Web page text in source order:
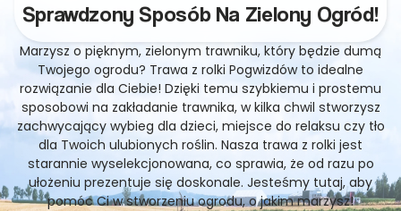
Sprawdzony Sposób Na Zielony Ogród!
Marzysz o pięknym, zielonym trawniku, który będzie dumą
Twojego ogrodu? Trawa z rolki Pogwizdów to idealne
rozwiązanie dla Ciebie! Dzięki temu szybkiemu i prostemu
sposobowi na zakładanie trawnika, w kilka chwil stworzysz
zachwycający wybieg dla dzieci, miejsce do relaksu czy tło
dla Twoich ulubionych roślin. Nasza trawa z rolki jest
starannie wyselekcjonowana, co sprawia, że od razu po
ułożeniu prezentuje się doskonale. Jesteśmy tutaj, aby
pomóc Ci w stworzeniu ogrodu, o jakim marzysz!